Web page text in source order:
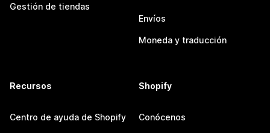
Gestión de tiendas
Envíos
Moneda y traducción
Recursos
Centro de ayuda de Shopify
Shopify
Conócenos